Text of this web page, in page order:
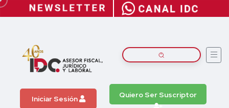
Iniciar Sesión Quiero Ser Suscriptor